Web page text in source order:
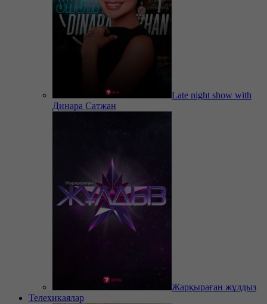
Late night show with
Динара Сатжан
Жарқыраған жұлдыз
Телехикаялар